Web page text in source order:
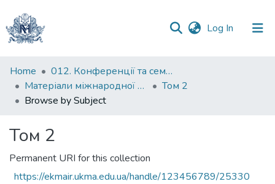
Log In (current)
Communities
&
Collections
Home
012. Конференції та семінари НаУКМА
Матеріали міжнародної науково-практичної конференції "Менеджмент та маркетинг як фактори розвитку бізнесу в умовах економіки відновлення", 18-19 квітня 2023 р.
Том 2
Browse by Subject
Том 2
Permanent URI for this collection
https://ekmair.ukma.edu.ua/handle/123456789/25330